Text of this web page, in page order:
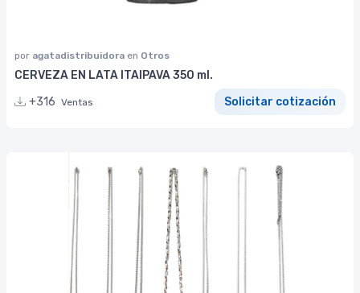
por agatadistribuidora en Otros
CERVEZA EN LATA ITAIPAVA 350 ml.
+316 Ventas Solicitar cotización